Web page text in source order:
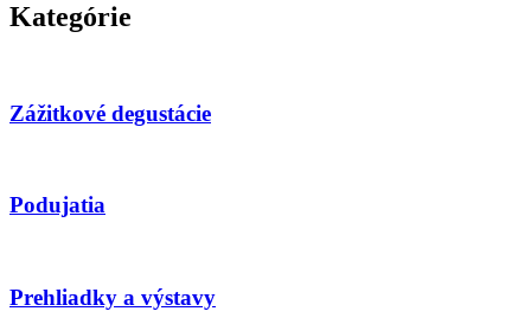
Kategórie
Zážitkové degustácie
Podujatia
Prehliadky a výstavy